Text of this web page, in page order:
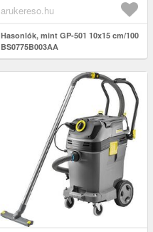
arukereso.hu
Hasonlók, mint GP-501 10x15 cm/100
BS0775B003AA